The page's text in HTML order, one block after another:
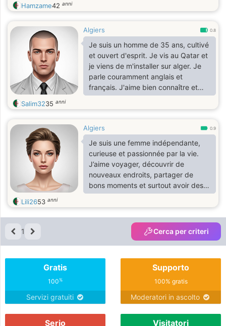
Hamzame42 anni
Algiers 0.8
Je suis un homme de 35 ans, cultivé
et ouvert d'esprit. Je vis au Qatar et
je viens de m'installer sur alger. Je
parle couramment anglais et
français. J'aime bien connaître et
discuter avec des personnes
positive qui ont une good vibes pour
qui nous font oublier notre routine.
Salim3235 anni
Algiers 0.9
Je suis une femme indépendante,
curieuse et passionnée par la vie.
J’aime voyager, découvrir de
nouveaux endroits, partager de
bons moments et surtout avoir des
conversations qui ont du sens.
J’apprécie l’humour, l’élégance, la
simplicité et les personnes qui ont
de la personnalité.
Lili2653 anni
1 Cerca per criteri
Gratis
100%
Servizi gratuiti
Supporto
100% gratis
Moderatori in ascolto
Serio Visitatori